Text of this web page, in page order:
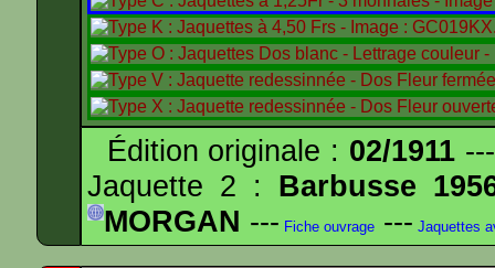
Édition originale : 02/1911
Jaquette 2 : Barbusse
MORGAN --- Fiche ouvrage --- Jaquettes